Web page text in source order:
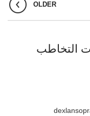
OLDER
التخاطب